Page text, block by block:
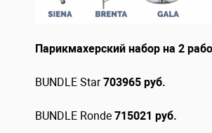
Парикмахерский набор на 2
BUNDLE Star703965 руб.
BUNDLE Ronde 715021 руб.